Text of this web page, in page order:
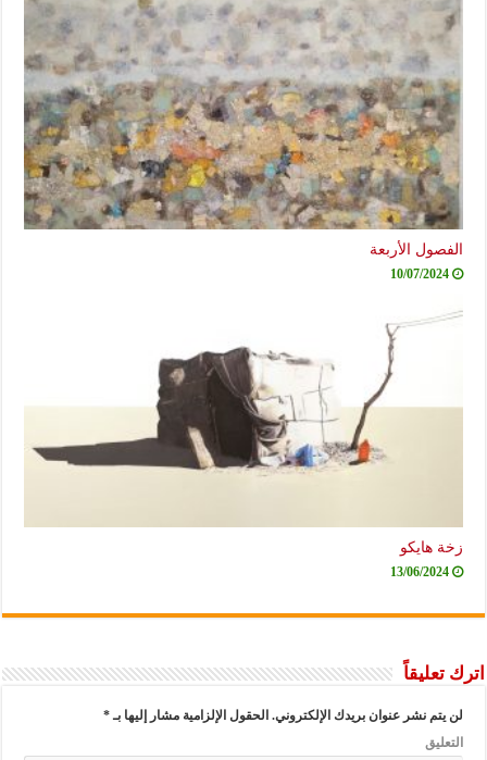
الفصول الأربعة
10/07/2024
زخة هايكو
13/06/2024
اترك تعليقاً
لن يتم نشر عنوان بريدك الإلكتروني. الحقول الإلزامية مشار إليها بـ*
التعليق